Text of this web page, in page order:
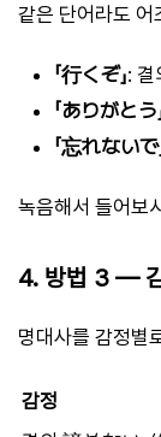
같은 단어라도 어
「行くぞ」: 결
「ありがとう
「忘れないで
녹음해서 들어보
4. 방법 3 —
명대사를 감정별
감정